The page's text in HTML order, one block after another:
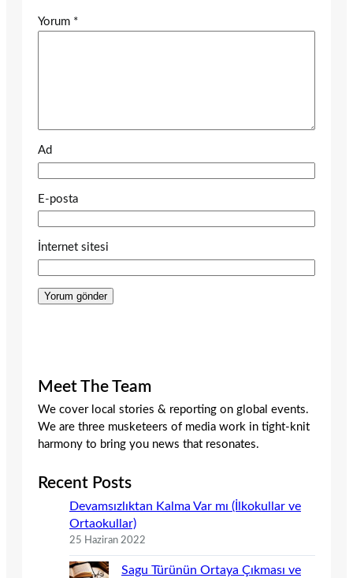
Yorum *
Ad
E-posta
İnternet sitesi
Meet The Team
We cover local stories & reporting on global events.
We are three musketeers of media work in tight-knit
harmony to bring you news that resonates.
Recent Posts
Devamsızlıktan Kalma Var mı (İlkokullar ve
Ortaokullar)
25 Haziran 2022
Sagu Türünün Ortaya Çıkması ve